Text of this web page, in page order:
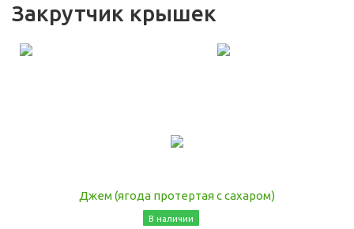
Закрутчик крышек
Джем (ягода протертая с сахаром)
В наличии